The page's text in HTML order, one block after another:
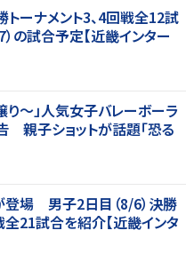
トーナメント3、4回戦全12試
の試合予定【近畿インター
り～」人気女子バレーボーラ
親子ショットが話題「恐る
場 男子2日目（8/6）決勝
全21試合を紹介【近畿インタ